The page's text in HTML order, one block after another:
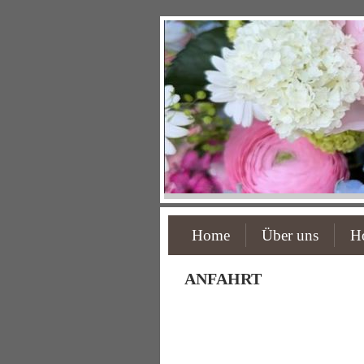
Home Über uns
ANFAHRT